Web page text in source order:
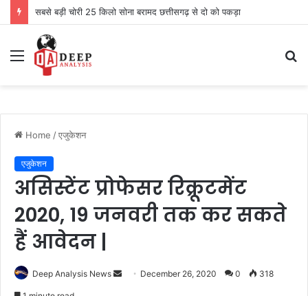
सबसे बड़ी चोरी 25 किलो सोना बरामद छत्तीसगढ़ से दो को पकड़ा
Menu
Home /एजुकेशन
एजुकेशन
असिस्टेंट प्रोफेसर रिक्रूटमेंट
2020, 19 जनवरी तक कर सकते
हैं आवेदन |
Deep Analysis News
Send December 26, 2020 0 318